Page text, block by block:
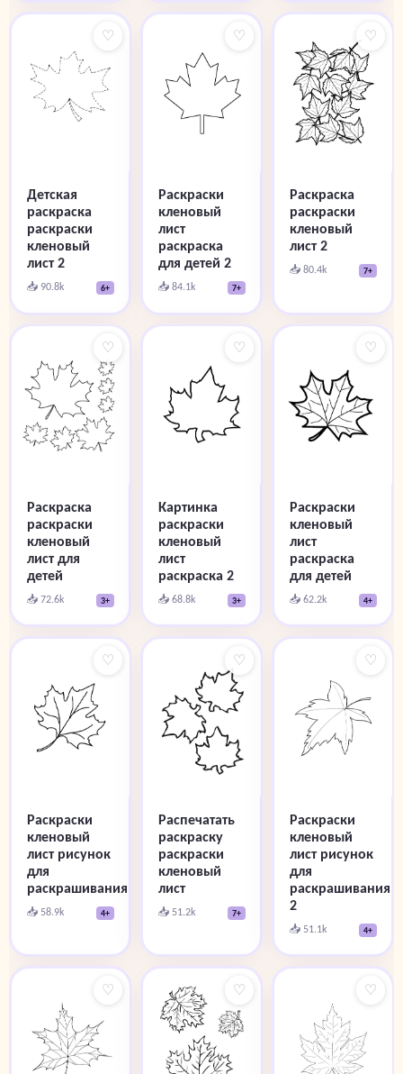
♡
Детская
раскраска
раскраски
кленовый
лист 2
📥 90.8k 6+
♡
Раскраски
кленовый
лист
раскраска
для детей 2
📥 84.1k 7+
♡
Раскраска
раскраски
кленовый
лист 2
📥 80.4k 7+
♡
Раскраска
раскраски
кленовый
лист для
детей
📥 72.6k 3+
♡
Картинка
раскраски
кленовый
лист
раскраска 2
📥 68.8k 3+
♡
Раскраски
кленовый
лист
раскраска
для детей
📥 62.2k 4+
♡
Раскраски
кленовый
лист рисунок
для
раскрашивания
📥 58.9k 4+
♡
Распечатать
раскраску
раскраски
кленовый
лист
📥 51.2k 7+
♡
Раскраски
кленовый
лист рисунок
для
раскрашивания
2
📥 51.1k 4+
♡ ♡ ♡